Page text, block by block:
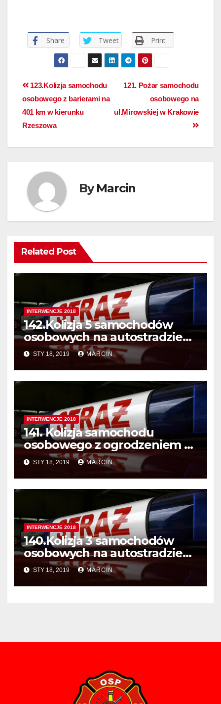
Share Tweet Print
121. Pożar samochodu
osobowego na
ul.Mirowskiej w Krakowie
123.Kolizja samochodu
osobowego z barierami na
401 km w kierunku
Rzeszowa
ByMarcin
Related Post
INTERWENCJE 2018
142.Kolizja 5 samochodów
osobowych na autostradzie
A4.STY 18, 2019 MARCIN
INTERWENCJE 2018
141. Kolizja samochodu
osobowego z ogrodzeniem w
miejscowości Aleksandrowice
STY 18, 2019 MARCIN
INTERWENCJE 2018
140.Kolizja 3 samochodów
osobowych na autostradzie
A4STY 18, 2019 MARCIN